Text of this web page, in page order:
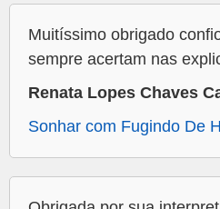
Muitíssimo obrigado
sempre acertam nas
Renata Lopes Chaves
Sonhar com Fugindo De